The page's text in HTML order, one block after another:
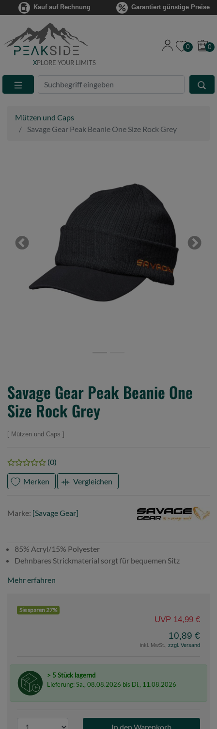
Kauf auf Rechnung Garantiert günstige Preise
XPLORE YOUR LIMITS
Suche
Eingabefeld
0 0
Mützen und Caps
Savage Gear Peak Beanie One Size Rock Grey
Previous Next
Savage Gear Peak Beanie One
Size Rock Grey
Mützen und Caps
(0)
Merken Vergleichen
Marke: [Savage Gear]
Savage
85% Acryl/15% Polyester
Dehnbares Strickmaterial sorgt für bequemen Sitz
Mehr erfahren
Sie sparen 27%
UVP 14,99 €
10,89 €
inkl. MwSt., zzgl. Versand
> 5 Stück lagernd
Lieferung: Sa., 08.08.2026 bis Di., 11.08.2026